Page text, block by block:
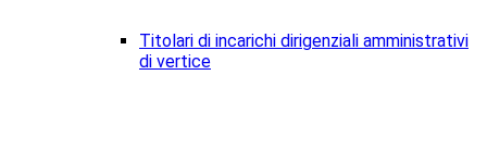
Titolari di incarichi dirigenziali amministrativi
di vertice